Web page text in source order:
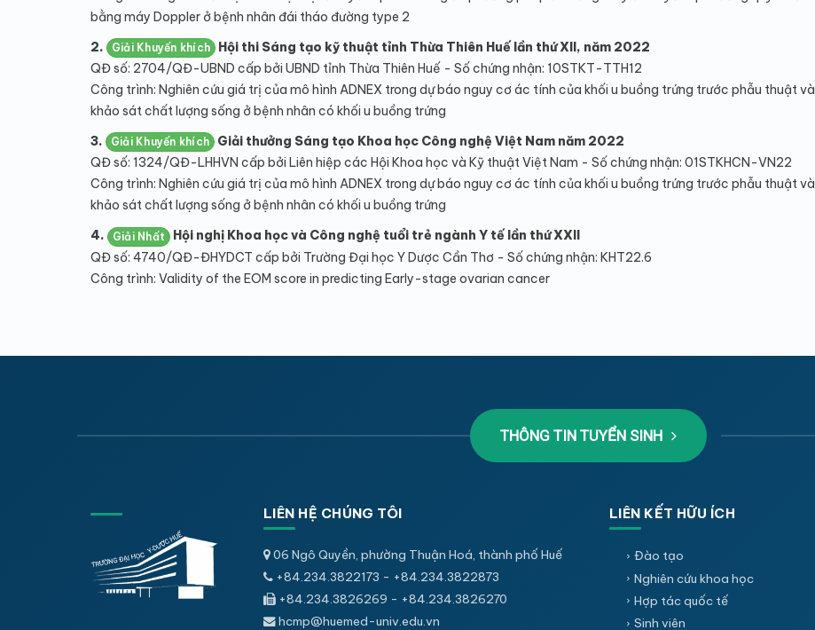
bằng máy Doppler ở bệnh nhân đái tháo đường type 2
2.
Giải Khuyến khích
Hội thi Sáng tạo kỹ thuật tỉnh Thừa Thiên Huế lần thứ XII, năm 2022
QĐ số: 2704/QĐ-UBND cấp bởi UBND tỉnh Thừa Thiên Huế - Số chứng nhận: 10STKT-TTH12
Công trình: Nghiên cứu giá trị của mô hình ADNEX trong dự báo nguy cơ ác tính của khối u buồng trứng trước phẫu thuật và
khảo sát chất lượng sống ở bệnh nhân có khối u buồng trứng
3.
Giải Khuyến khích
Giải thưởng Sáng tạo Khoa học Công nghệ Việt Nam năm 2022
QĐ số: 1324/QĐ-LHHVN cấp bởi Liên hiệp các Hội Khoa học và Kỹ thuật Việt Nam - Số chứng nhận: 01STKHCN-VN22
Công trình: Nghiên cứu giá trị của mô hình ADNEX trong dự báo nguy cơ ác tính của khối u buồng trứng trước phẫu thuật và
khảo sát chất lượng sống ở bệnh nhân có khối u buồng trứng
4.
Giải Nhất
Hội nghị Khoa học và Công nghệ tuổi trẻ ngành Y tế lần thứ XXII
QĐ số: 4740/QĐ-ĐHYDCT cấp bởi Trường Đại học Y Dược Cần Thơ - Số chứng nhận: KHT22.6
Công trình: Validity of the EOM score in predicting Early-stage ovarian cancer
THÔNG TIN TUYỂN SINH
LIÊN HỆ CHÚNG TÔI
06 Ngô Quyền, phường Thuận Hoá, thành phố Huế
+84.234.3822173 - +84.234.3822873
+84.234.3826269 - +84.234.3826270
hcmp@huemed-univ.edu.vn
LIÊN KẾT HỮU ÍCH
Đào tạo
Nghiên cứu khoa học
Hợp tác quốc tế
Sinh viên